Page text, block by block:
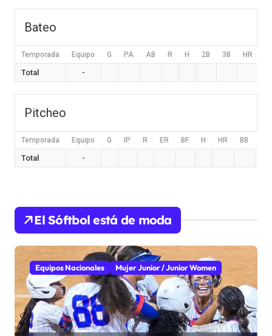
Bateo
Temporada Equipo G PA AB R H 2B 3B HR
Total -
Pitcheo
Temporada Equipo G IP R ER BF H HR BB
Total -
El Sóftbol está de moda
Equipos Nacionales Mujer Junior / Junior Women